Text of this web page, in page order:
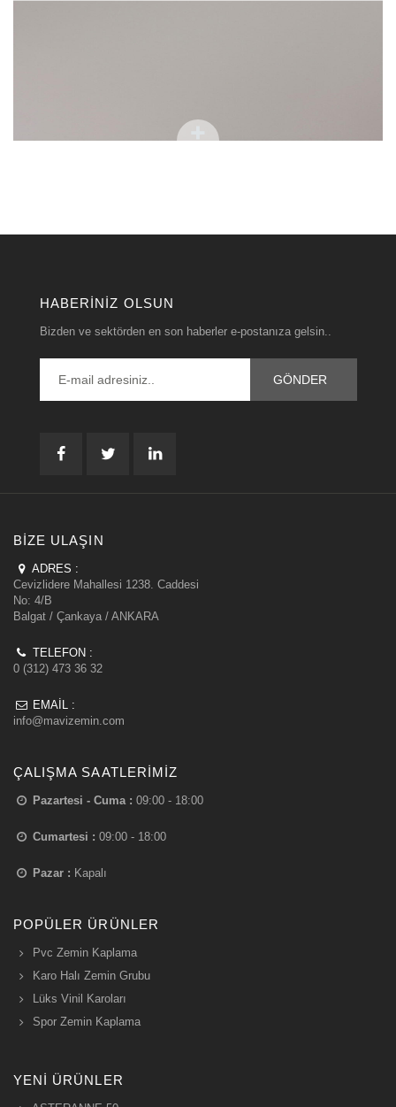
HABERINIZ OLSUN
Bizden ve sektörden en son haberler e-postanıza gelsin..
BIZE ULAŞIN
ADRES :
Cevizlidere Mahallesi 1238. Caddesi
No: 4/B
Balgat / Çankaya / ANKARA
TELEFON :
0 (312) 473 36 32
EMAIL :
info@mavizemin.com
ÇALIŞMA SAATLERIMIZ
Pazartesi - Cuma : 09:00 - 18:00
Cumartesi : 09:00 - 18:00
Pazar : Kapalı
POPÜLER ÜRÜNLER
Pvc Zemin Kaplama
Karo Halı Zemin Grubu
Lüks Vinil Karoları
Spor Zemin Kaplama
YENI ÜRÜNLER